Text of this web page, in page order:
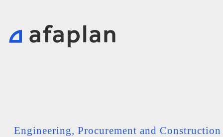
Engineering, Procurement and Construction